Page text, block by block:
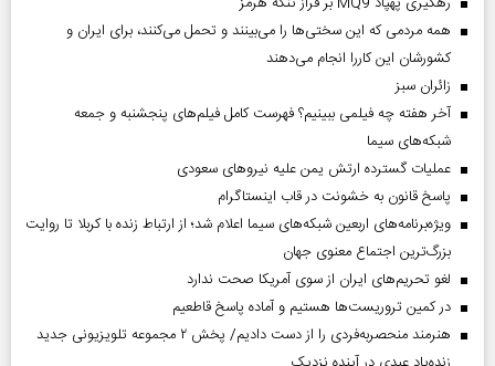
همه مردمی که این سختی‌ها را می‌بینند و تحمل می‌کنند، برای ایران و
کشورشان این کاررا انجام می‌دهند
‌زائران سبز
آخر هفته چه فیلمی ببینیم؟ فهرست کامل فیلم‌های پنجشنبه و جمعه
شبکه‌های سیما
عملیات گسترده ارتش یمن علیه نیروهای سعودی
پاسخ قانون به خشونت در قاب اینستاگرام
ویژه‌برنامه‌های اربعین شبکه‌های سیما اعلام شد؛ از ارتباط زنده با کربلا تا روایت
بزرگ‌ترین اجتماع معنوی جهان
لغو تحریم‌های ایران از سوی آمریکا صحت ندارد
در کمین تروریست‌ها هستیم و آماده پاسخ قاطعیم
هنرمند منحصر‌به‌فردی را از دست دادیم/ پخش ۲ مجموعه تلویزیونی جدید